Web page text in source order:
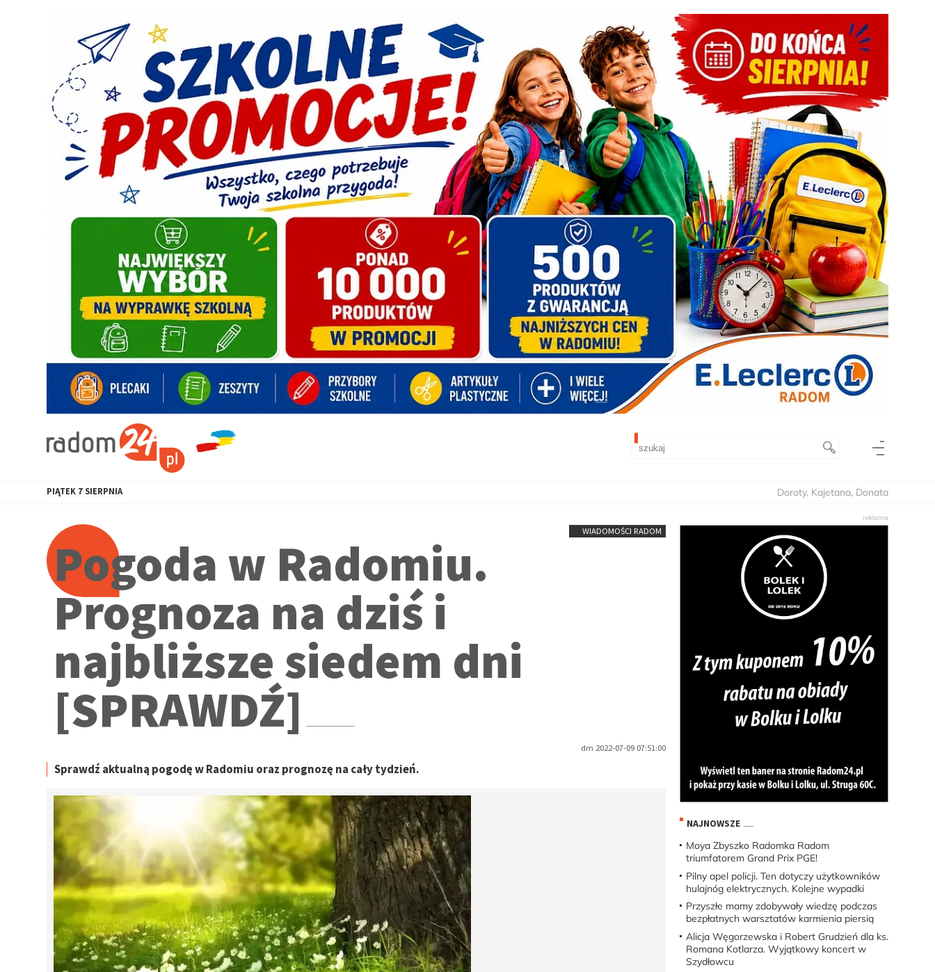
PIĄTEK 7 SIERPNIA Doroty, Kajetana, Donata
WIADOMOŚCI RADOM
Pogoda w Radomiu.
Prognoza na dziś i
najbliższe siedem dni
[SPRAWDŹ]
dm 2022-07-09 07:51:00
Sprawdź aktualną pogodę w Radomiu oraz prognozę na cały tydzień.
NAJNOWSZE
Moya Zbyszko Radomka Radom
triumfatorem Grand Prix PGE!
Pilny apel policji. Ten dotyczy użytkowników
hulajnóg elektrycznych. Kolejne wypadki
Przyszłe mamy zdobywały wiedzę podczas
bezpłatnych warsztatów karmienia piersią
Alicja Węgorzewska i Robert Grudzień dla ks.
Romana Kotlarza. Wyjątkowy koncert w
Szydłowcu